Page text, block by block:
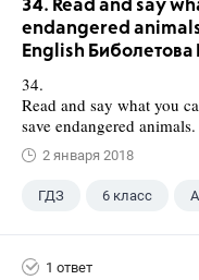
34. Read and say
endangered
English
34.
Read and say what you
save endangered
2 января 2018
ГДЗ 6 класс
1 ответ